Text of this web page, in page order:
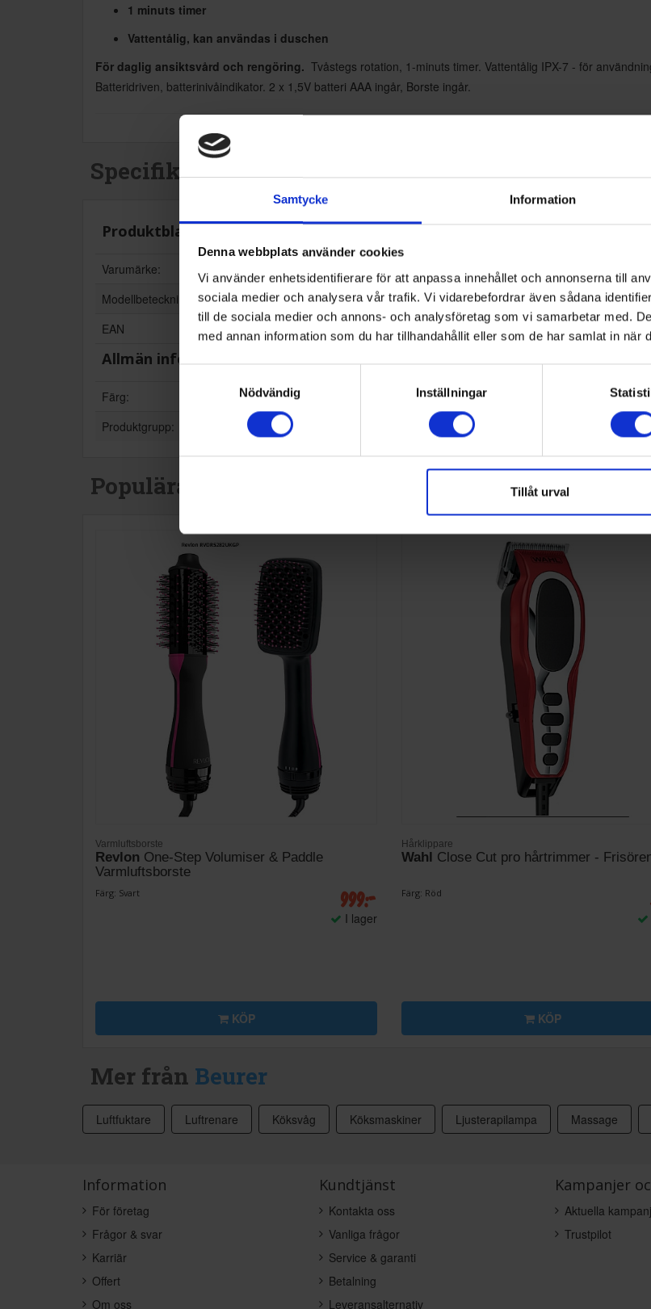
Samtycke Information
Denna webbplats använder cookies
Vi använder enhetsidentifierare för att anpassa innehållet och annonserna till
sociala medier och analysera vår trafik. Vi vidarebefordrar även sådana
till de sociala medier och annons- och analysföretag som vi samarbetar med.
med annan information som du har tillhandahållit eller som de har samlat in när
Nödvändig
Inställningar
Tillåt urval
1 minuts timer
Vattentålig, kan användas i duschen
För daglig ansiktsvård och rengöring. Tvåstegs rotation, 1-minuts timer. Vattentålig IPX-7 - för
Batteridriven, batterinivåindikator. 2 x 1,5V batteri AAA ingår, Borste ingår.
Specifikationer
Produktblad:
Varumärke:
Modellbeteckning:
FC 45
EAN
4211125605506
Allmän information
Färg:
Vit
Produktgrupp:
Ansiktsborste
Populära produkter i denna kategori
Varmluftsborste
Revlon One-Step Volumiser & Paddle
Varmluftsborste
Färg: Svart 999:-
I lager
KÖP
Hårklippare
Wahl Close Cut pro hårtrimmer -
Färg: Röd
KÖP
Mer från Beurer
Luftfuktare Luftrenare Köksvåg Köksmaskiner Ljusterapilampa Massage
Information
För företag
Frågor & svar
Karriär
Offert
Om oss
Kundtjänst
Kontakta oss
Vanliga frågor
Service & garanti
Betalning
Leveransalternativ
Kampanjer
Aktuella
Trustpilot